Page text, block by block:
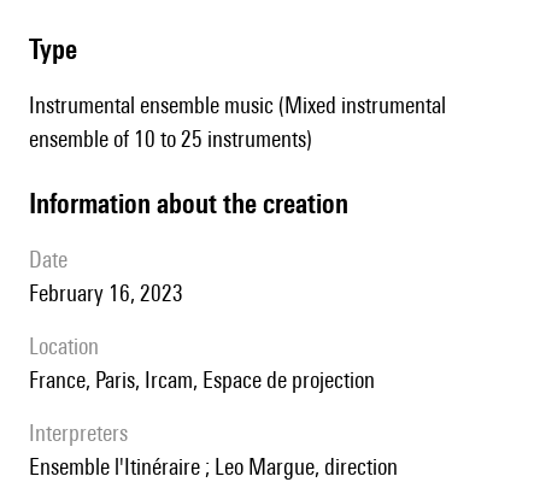
type
Instrumental ensemble music (Mixed instrumental
ensemble of 10 to 25 instruments)
information about the creation
date
February 16, 2023
location
France, Paris, Ircam, Espace de projection
interpreters
Ensemble l'Itinéraire ; Leo Margue, direction